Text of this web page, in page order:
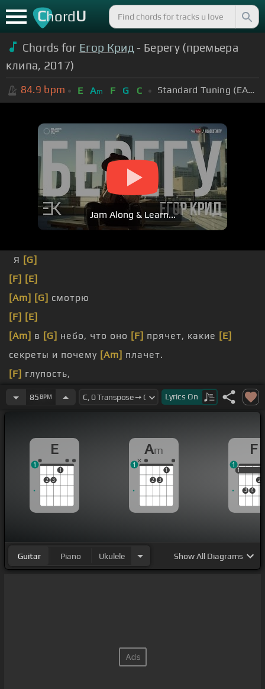
ChordU
Chords for Егор Крид - Берегу (премьера
клипа, 2017)
84.9 bpm E Am F G C Standard Tuning (EADGBE)
Jam Along & Learn...
Я [G]
[F] [E]
[Am] [G] смотрю
[F] [E]
[Am] в [G] небо, что оно [F] прячет, какие [E]
секреты и почему [Am] плачет.
[F] глупость,
[Am]минуту.
85 BPM Lyrics On
E
2 3
1
1
Am
2 3
1
1
F
1
3 4
2
1
1
Guitar Piano Ukulele ShowAll Diagrams